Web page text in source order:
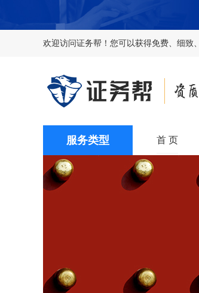
欢迎访问证务帮！您可以获得免费、细致
服务类型 首 页